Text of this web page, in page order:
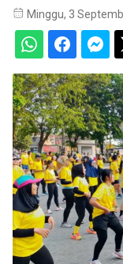
Minggu, 3